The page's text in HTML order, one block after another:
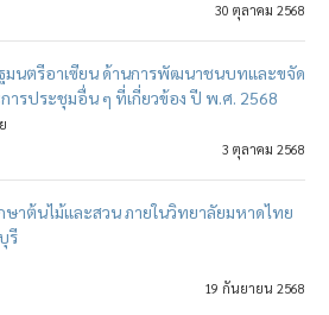
30 ตุลาคม 2568
มนตรีอาเซียน ด้านการพัฒนาชนบทและขจัด
ารประชุมอื่น ๆ ที่เกี่ยวข้อง ปี พ.ศ. 2568
3 ตุลาคม 2568
ษาต้นไม้และสวน ภายในวิทยาลัยมหาดไทย
รี
19 กันยายน 2568